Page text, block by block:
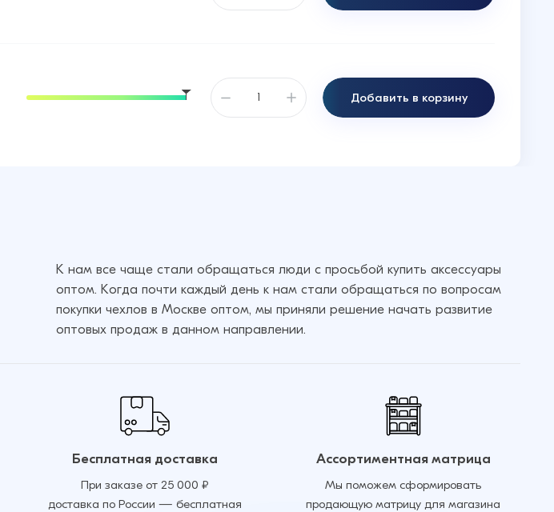
Добавить в корзину
К нам все чаще стали обращаться люди с просьбой купить аксессуары
оптом. Когда почти каждый день к нам стали обращаться по вопросам
покупки чехлов в Москве оптом, мы приняли решение начать развитие
оптовых продаж в данном направлении.
Бесплатная доставка
При заказе от 25 000 ₽
доставка по России — бесплатная
Ассортиментная матрица
Мы поможем сформировать
продающую матрицу для магазина